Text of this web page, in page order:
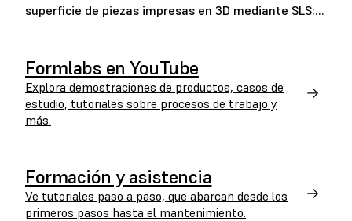
superficie de piezas impresas en 3D mediante SLS:
Formlabs en YouTube
Explora demostraciones de productos, casos de
estudio, tutoriales sobre procesos de trabajo y
más.
Formación y asistencia
Ve tutoriales paso a paso, que abarcan desde los
primeros pasos hasta el mantenimiento.